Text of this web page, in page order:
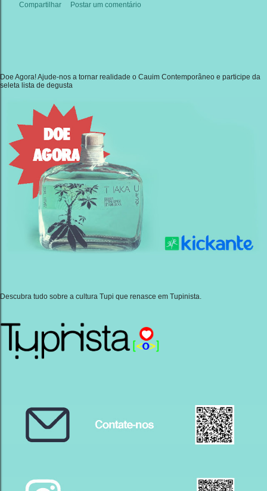
Compartilhar Postar um comentário
Doe Agora! Ajude-nos a tornar realidade o Cauim Contemporâneo e participe da
seleta lista de degusta
Descubra tudo sobre a cultura Tupi que renasce em Tupinista.